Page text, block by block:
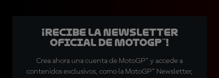
¡Recibe la Newsletter
oficial de MotoGP™!
Crea ahora una cuenta de MotoGP™ y accede a
contenidos exclusivos, como la MotoGP™ Newsletter,